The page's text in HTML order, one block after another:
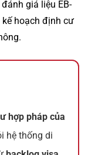
giá liệu EB-
hoạch định cư
hợp pháp của
hệ thống di